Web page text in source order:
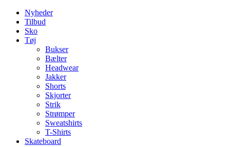
Nyheder
Tilbud
Sko
Tøj
Bukser
Bælter
Headwear
Jakker
Shorts
Skjorter
Strik
Strømper
Sweatshirts
T-Shirts
Skateboard